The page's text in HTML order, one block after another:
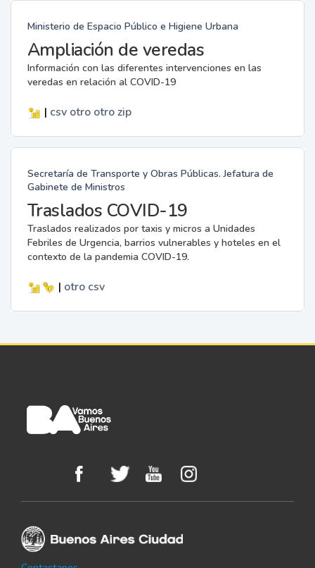
Ministerio de Espacio Público e Higiene Urbana
Ampliación de veredas
Información con las diferentes intervenciones en las
veredas en relación al COVID-19
| csv otro otro zip
Secretaría de Transporte y Obras Públicas. Jefatura de
Gabinete de Ministros
Traslados COVID-19
Traslados realizados por taxis y micros a Unidades
Febriles de Urgencia, barrios vulnerables y hoteles en el
contexto de la pandemia COVID-19.
| otro csv